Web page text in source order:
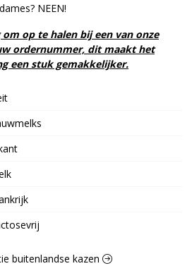
NEEN!
op te halen bij een van onze
ordernummer, dit maakt het
een stuk gemakkelijker.
buitenlandse kazen